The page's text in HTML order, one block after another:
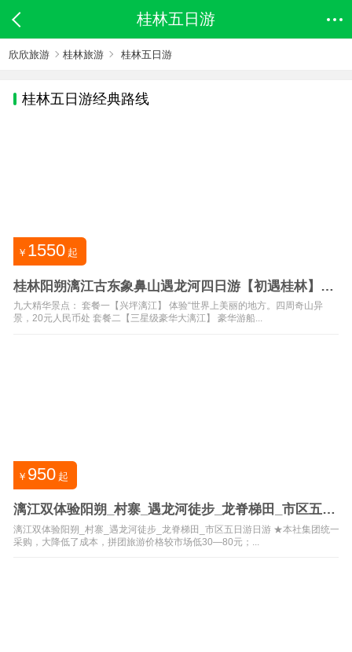
桂林五日游
欣欣旅游 桂林旅游 桂林五日游
桂林五日游经典路线
￥ 1550 起
桂林阳朔漓江古东象鼻山遇龙河四日游【初遇桂林】
【五星标准】
九大精华景点： 套餐一【兴坪漓江】 体验“世界上美丽的地方。四周奇山异
景，20元人民币处 套餐二【三星级豪华大漓江】 豪华游船...
￥ 950 起
漓江双体验阳朔_村寨_遇龙河徒步_龙脊梯田_市区五日
游日游
漓江双体验阳朔_村寨_遇龙河徒步_龙脊梯田_市区五日游日游 ★本社集团统一
采购，大降低了成本，拼团旅游价格较市场低30—80元；...